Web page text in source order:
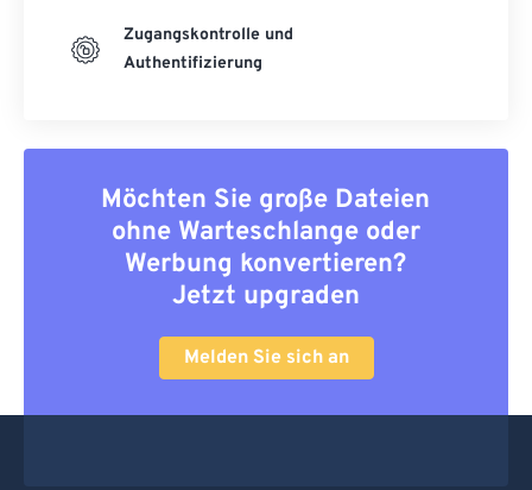
Zugangskontrolle und
Authentifizierung
Möchten Sie große Dateien
ohne Warteschlange oder
Werbung konvertieren?
Jetzt upgraden
Melden Sie sich an